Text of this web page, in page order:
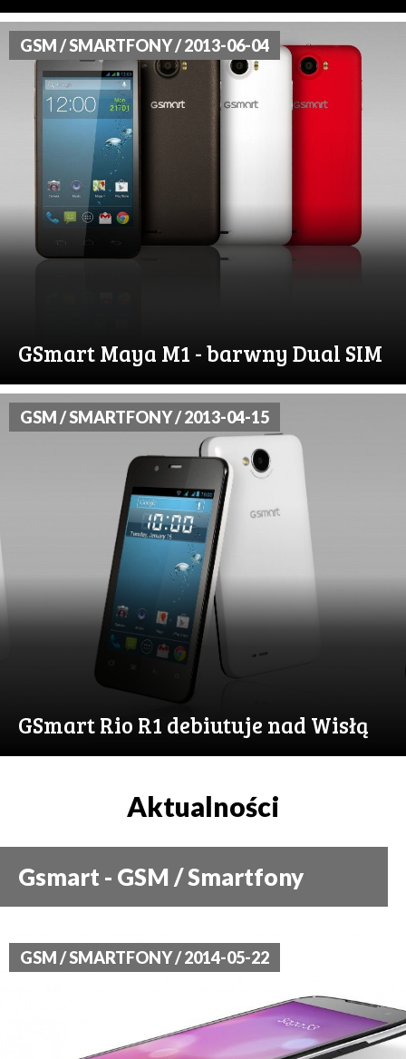
GSM / SMARTFONY / 2013-06-04
GSmart Maya M1 - barwny Dual SIM
GSM / SMARTFONY / 2013-04-15
GSmart Rio R1 debiutuje nad Wisłą
Aktualności
Gsmart - GSM / Smartfony
GSM / SMARTFONY / 2014-05-22